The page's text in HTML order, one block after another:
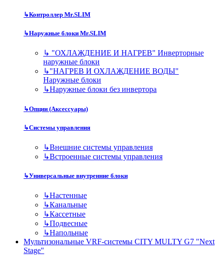
↳Контроллер Mr.SLIM
↳Наружные блоки Mr.SLIM
↳ "ОХЛАЖДЕНИЕ И НАГРЕВ" Инверторные
наружные блоки
↳"НАГРЕВ И ОХЛАЖДЕНИЕ ВОДЫ"
Наружные блоки
↳Наружные блоки без инвертора
↳Опции (Аксессуары)
↳Системы управления
↳Внешние системы управления
↳Встроенные системы управления
↳Универсальные внутренние блоки
↳Настенные
↳Канальные
↳Кассетные
↳Подвесные
↳Напольные
Мультизональные VRF-системы CITY MULTY G7 "Next
Stage"